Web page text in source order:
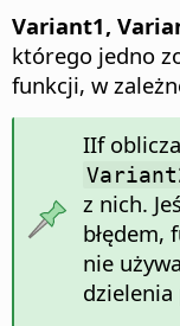
Variant1,
którego jedno
funkcji, w
IIf
z nich.
błędem,
nie
dzielenia